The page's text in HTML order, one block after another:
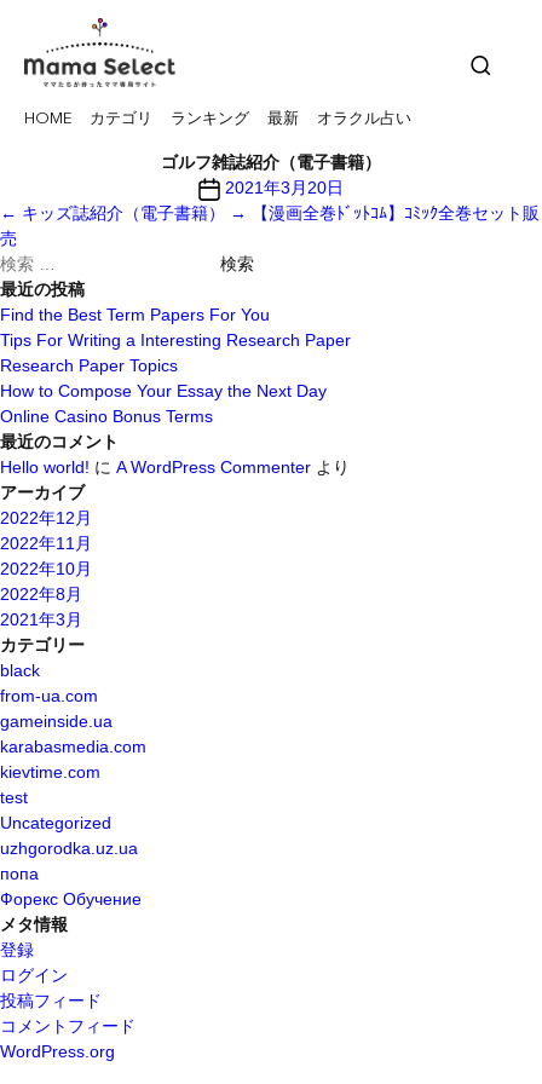
HOME カテゴリ ランキング 最新 オラクル占い
ゴルフ雑誌紹介（電子書籍）
投
稿
2021年3月20日
← キッズ誌紹介（電子書籍） →
【漫画全巻ﾄﾞｯﾄｺﾑ】ｺﾐｯｸ全巻セット販
売
検
索
対
象:
最近の投稿
Find the Best Term Papers For You
Tips For Writing a Interesting Research Paper
Research Paper Topics
How to Compose Your Essay the Next Day
Online Casino Bonus Terms
最近のコメント
Hello world! に A WordPress Commenter より
アーカイブ
2022年12月
2022年11月
2022年10月
2022年8月
2021年3月
カテゴリー
black
from-ua.com
gameinside.ua
karabasmedia.com
kievtime.com
test
Uncategorized
uzhgorodka.uz.ua
попа
Форекс Обучение
メタ情報
登録
ログイン
投稿フィード
コメントフィード
WordPress.org